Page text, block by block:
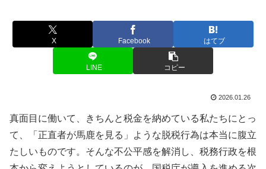
X Facebook はてブ
LINE コピー
2026.01.26
真面目に働いて、きちんと税金を納めている私たちにとっ
て、「正直者が馬鹿を見る」ような脱税行為は本当に腹立
たしいものです。そんな不公平感を解消し、税務行政を根